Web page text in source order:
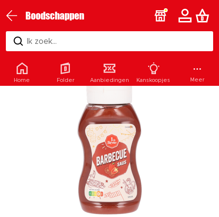
Boodschappen
Ik zoek...
Home Folder Aanbiedingen Kanskoopjes Meer